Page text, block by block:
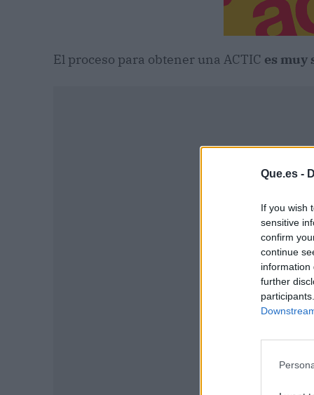
Que.es -
If you wish
sensitive
confirm
continue
information
further
El proceso para obtener una ACTIC es muy